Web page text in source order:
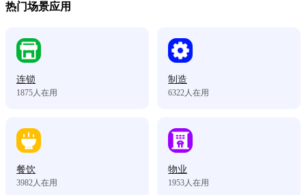
热门场景应用
连锁
1875人在用
制造
6322人在用
餐饮
3982人在用
物业
1953人在用